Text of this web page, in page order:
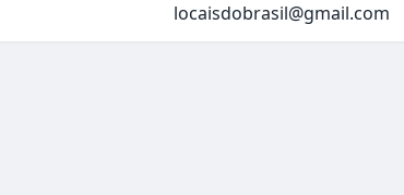
locaisdobrasil@gmail.com